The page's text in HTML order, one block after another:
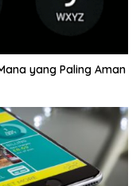
yang Paling Aman